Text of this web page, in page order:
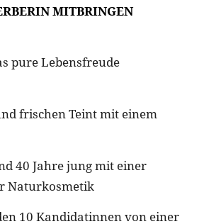
MITBRINGEN
pure Lebensfreude
frischen Teint mit einem
40 Jahre jung mit einer
Naturkosmetik
10 Kandidatinnen von einer